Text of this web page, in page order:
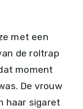
met een
de roltrap
moment
De vrouw
haar sigaret